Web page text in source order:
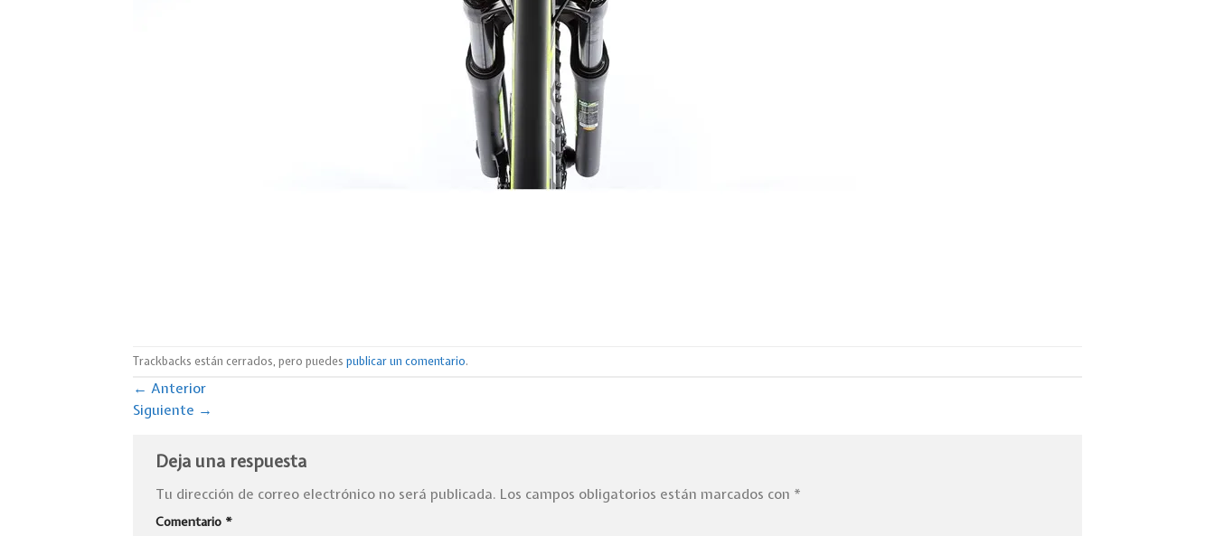
Trackbacks están cerrados, pero puedes publicar un comentario.
← Anterior
Siguiente →
Deja una respuesta
Tu dirección de correo electrónico no será publicada. Los campos obligatorios están marcados con *
Comentario *